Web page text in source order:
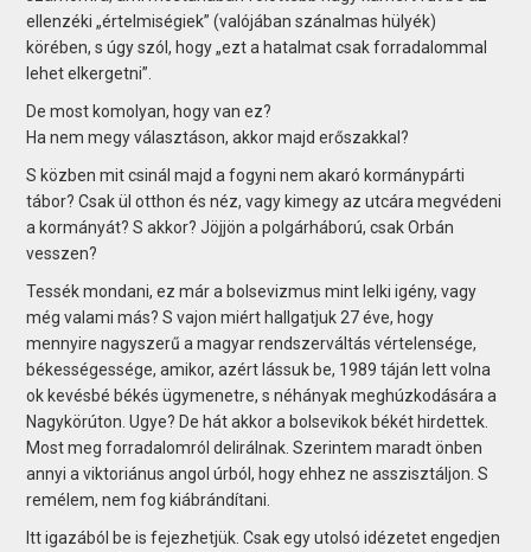
ellenzéki „értelmiségiek” (valójában szánalmas hülyék)
körében, s úgy szól, hogy „ezt a hatalmat csak forradalommal
lehet elkergetni”.
De most komolyan, hogy van ez?
Ha nem megy választáson, akkor majd erőszakkal?
S közben mit csinál majd a fogyni nem akaró kormánypárti
tábor? Csak ül otthon és néz, vagy kimegy az utcára megvédeni
a kormányát? S akkor? Jöjjön a polgárháború, csak Orbán
vesszen?
Tessék mondani, ez már a bolsevizmus mint lelki igény, vagy
még valami más? S vajon miért hallgatjuk 27 éve, hogy
mennyire nagyszerű a magyar rendszerváltás vértelensége,
békességessége, amikor, azért lássuk be, 1989 táján lett volna
ok kevésbé békés ügymenetre, s néhányak meghúzkodására a
Nagykörúton. Ugye? De hát akkor a bolsevikok békét hirdettek.
Most meg forradalomról delirálnak. Szerintem maradt önben
annyi a viktoriánus angol úrból, hogy ehhez ne asszisztáljon. S
remélem, nem fog kiábrándítani.
Itt igazából be is fejezhetjük. Csak egy utolsó idézetet engedjen